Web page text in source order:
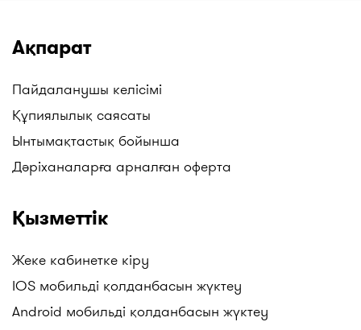
Ақпарат
Пайдаланушы келісімі
Құпиялылық саясаты
Ынтымақтастық бойынша
Дәріханаларға арналған оферта
Қызметтік
Жеке кабинетке кіру
IOS мобильді қолданбасын жүктеу
Android мобильді қолданбасын жүктеу